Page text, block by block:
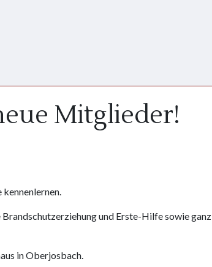
Mitglieder!
kennenlernen.
und Erste-Hilfe sowie ganz
in Oberjosbach.